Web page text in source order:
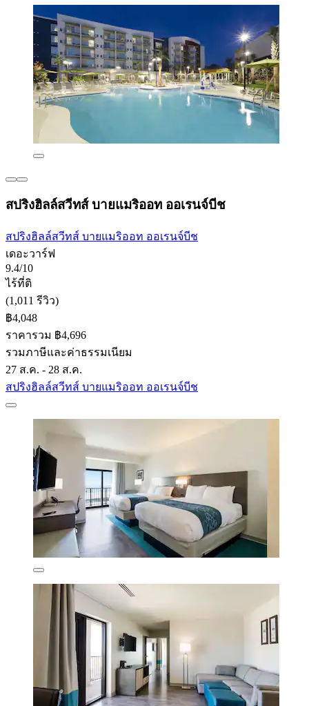
สปริงฮิลล์สวีทส์ บายแมริออท ออเรนจ์บีช
สปริงฮิลล์สวีทส์ บายแมริออท ออเรนจ์บีช
เดอะวาร์ฟ
9.4/10
ไร้ที่ติ
(1,011 รีวิว)
฿4,048
ราคารวม ฿4,696
รวมภาษีและค่าธรรมเนียม
27 ส.ค. - 28 ส.ค.
สปริงฮิลล์สวีทส์ บายแมริออท ออเรนจ์บีช